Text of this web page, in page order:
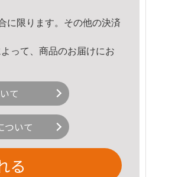
に限ります。その他の決済
って、商品のお届けにお
て
ついて
る